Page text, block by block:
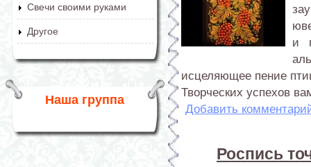
Свечи своими руками
Другое
Наша группа
и
исцеляющее пение
Творческих успехов
Добавить
Роспись